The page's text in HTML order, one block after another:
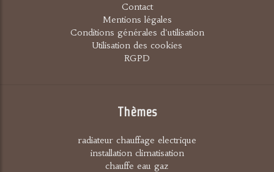
Contact
Mentions légales
Conditions générales d'utilisation
Utilisation des cookies
RGPD
Thèmes
radiateur chauffage electrique
installation climatisation
chauffe eau gaz